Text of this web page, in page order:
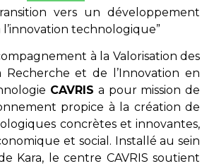
vers un développement
technologique”
à la Valorisation des
Recherche et de l’Innovation en
CAVRIS a pour mission de
propice à la création de
concrètes et innovantes,
et social. Installé au sein
Kara, le centre CAVRIS soutient